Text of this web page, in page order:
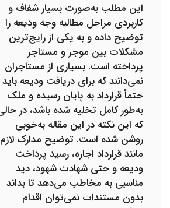
این مطلب به‌صورت بسیار شفاف و
کاربردی مراحل مطالبه وجه ودیعه را
توضیح داده و به یکی از رایج‌ترین
مشکلات بین موجر و مستاجر
پرداخته است. بسیاری از مستاجران
نمی‌دانند که برای دریافت ودیعه باید
حتماً قرارداد به پایان رسیده و ملک
به‌طور کامل تخلیه شده باشد، در
که این نکته در این مقاله به‌خوبی
روشن شده است. توضیح مدارک لازم
مانند قرارداد اجاره، رسید پرداخت
ودیعه و حتی شهادت شهود، دید
مناسبی به مخاطب می‌دهد تا بداند
بدون مستندات نمی‌توان اقدام